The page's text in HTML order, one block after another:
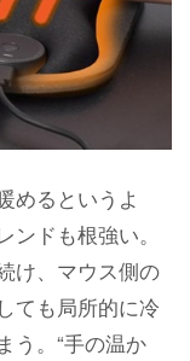
めるというよ
ドも根強い。
け、マウス側の
ても局所的に冷
う。“手の温か